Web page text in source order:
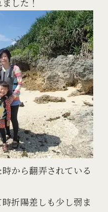
から翻弄されている
折陽差しも少し弱ま